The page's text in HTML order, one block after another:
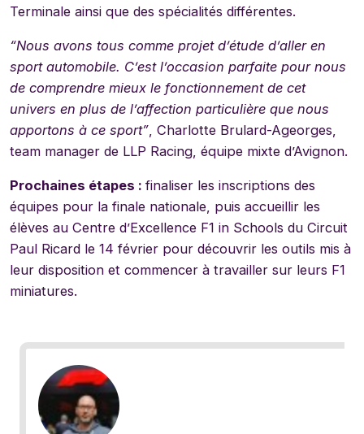
Terminale ainsi que des spécialités différentes.
“Nous avons tous comme projet d’étude d’aller en
sport automobile. C’est l’occasion parfaite pour nous
de comprendre mieux le fonctionnement de cet
univers en plus de l’affection particulière que nous
apportons à ce sport”, Charlotte Brulard-Ageorges,
team manager de LLP Racing, équipe mixte d’Avignon.
Prochaines étapes : finaliser les inscriptions des
équipes pour la finale nationale, puis accueillir les
élèves au Centre d’Excellence F1 in Schools du Circuit
Paul Ricard le 14 février pour découvrir les outils mis à
leur disposition et commencer à travailler sur leurs F1
miniatures.